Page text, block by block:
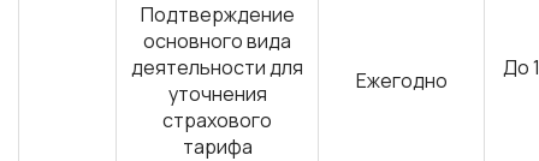
Подтверждение
основного вида
деятельности для
уточнения
страхового
тарифа
Ежегодно До